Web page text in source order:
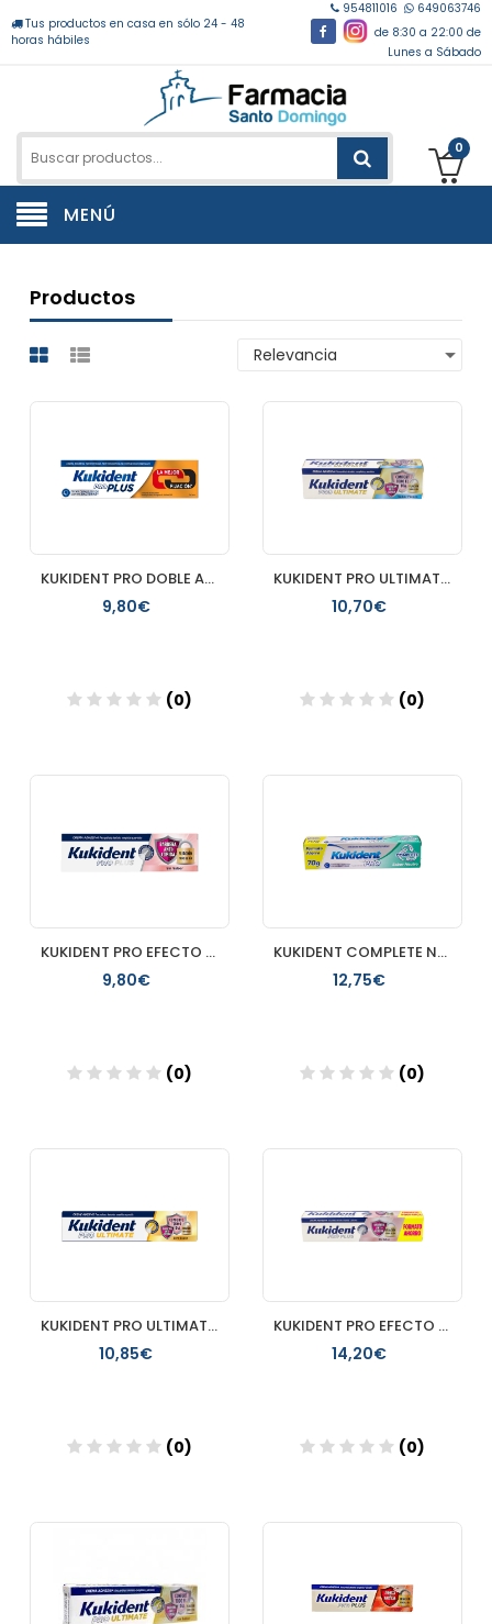
Tus productos en casa en sólo 24 - 48
horas hábiles
954811016
649063746
de 8:30 a 22:00 de
Lunes a Sábado
0
MENÚ
Productos
KUKIDENT PRO DOBLE ACCION CREMA ADHESIVA PARA DENTADURA POST
9,80€
(0)
KUKIDENT PRO ULTIMATE 1 TUBO 40 G SABOR FRESCO
10,70€
(0)
KUKIDENT PRO EFECTO SELLADO 40 G
9,80€
(0)
KUKIDENT COMPLETE NEUTRO 70 G
12,75€
(0)
KUKIDENT PRO ULTIMATE 1 TUBO 40 G SIN SABOR
10,85€
(0)
KUKIDENT PRO EFECTO SELLADO 57GR
14,20€
(0)